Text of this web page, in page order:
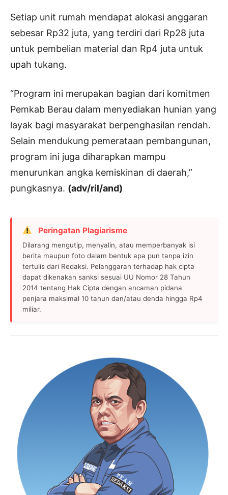
Setiap unit rumah mendapat alokasi anggaran
sebesar Rp32 juta, yang terdiri dari Rp28 juta
untuk pembelian material dan Rp4 juta untuk
upah tukang.
“Program ini merupakan bagian dari komitmen
Pemkab Berau dalam menyediakan hunian yang
layak bagi masyarakat berpenghasilan rendah.
Selain mendukung pemerataan pembangunan,
program ini juga diharapkan mampu
menurunkan angka kemiskinan di daerah,”
pungkasnya. (adv/ril/and)
Peringatan Plagiarisme
Dilarang mengutip, menyalin, atau memperbanyak isi
berita maupun foto dalam bentuk apa pun tanpa izin
tertulis dari Redaksi. Pelanggaran terhadap hak cipta
dapat dikenakan sanksi sesuai UU Nomor 28 Tahun
2014 tentang Hak Cipta dengan ancaman pidana
penjara maksimal 10 tahun dan/atau denda hingga Rp4
miliar.